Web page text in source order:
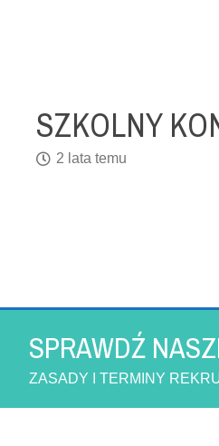
SZKOLNY
2 lata temu
SPRAWDŹ
ZASADY I TERMINY